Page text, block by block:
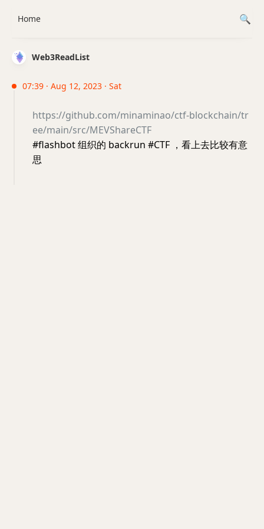
Web3ReadList
07:39 · Aug 12, 2023 · Sat
https://github.com/minaminao/ctf-blockchain/tr
ee/main/src/MEVShareCTF
#flashbot 组织的 backrun #CTF ，看上去比较有意
思
Home